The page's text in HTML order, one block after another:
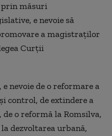
prin măsuri
e nevoie să
a magistraților
Curții
, e nevoie de o reformare a
control, de extindere a
o reformă la Romsilva,
dezvoltarea urbană,